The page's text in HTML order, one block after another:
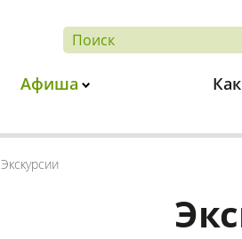
Афиша
Экскурсии